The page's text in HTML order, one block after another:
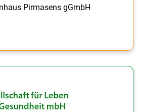
Pirmasens gGmbH